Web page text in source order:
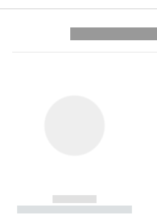
------------
----------- ----------- --------